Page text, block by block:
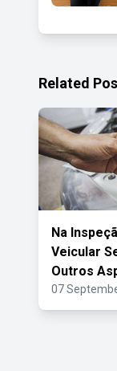
Related
Na
Veicular
Outros
07